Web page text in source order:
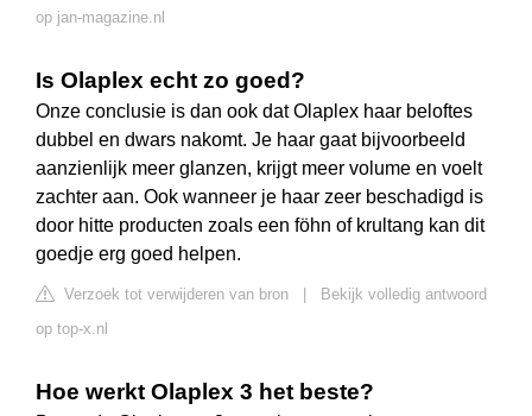
op jan-magazine.nl
Is Olaplex echt zo goed?
Onze conclusie is dan ook dat Olaplex haar beloftes
dubbel en dwars nakomt. Je haar gaat bijvoorbeeld
aanzienlijk meer glanzen, krijgt meer volume en voelt
zachter aan. Ook wanneer je haar zeer beschadigd is
door hitte producten zoals een föhn of krultang kan dit
goedje erg goed helpen.
Verzoek tot verwijderen van bron
Bekijk volledig antwoord
op top-x.nl
Hoe werkt Olaplex 3 het beste?